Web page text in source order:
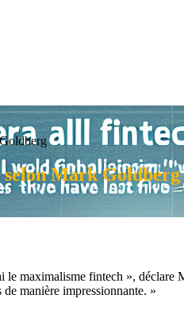
selon Mark Goldberg
le maximalisme fintech »,
manière impressionnante. »